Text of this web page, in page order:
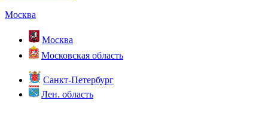
Москва
Москва
Московская область
Санкт-Петербург
Лен. область